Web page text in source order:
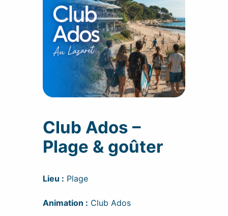
Club Ados –
Plage & goûter
Lieu : Plage
Animation : Club Ados